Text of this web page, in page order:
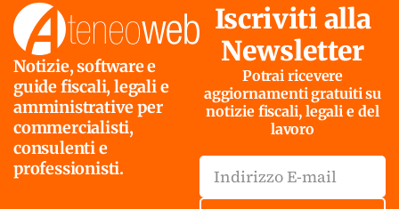
Notizie, software e
guide fiscali, legali e
amministrative per
commercialisti,
consulenti e
professionisti.
Iscriviti alla
Newsletter
Potrai ricevere
aggiornamenti gratuiti su
notizie fiscali, legali e del
lavoro